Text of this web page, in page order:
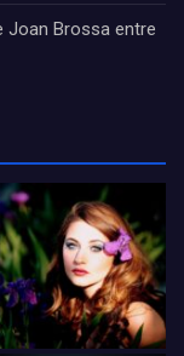
Joan Brossa entre